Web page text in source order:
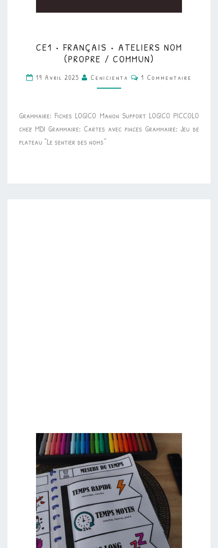
•
FRANÇAIS
•
ATELIERS
(PROPRE
/
CE1 • FRANÇAIS • ATELIERS NOM
(PROPRE / COMMUN)
19 Avril 2025 Cenicienta Commentaires
1 Commentaire
Grammaire: Fiches LOGICO Manon Support LOGICO PICCOLO
chez MDI Grammaire: Cartes avec pinces Grammaire: Jeu de
plateau “Le sentier des noms”